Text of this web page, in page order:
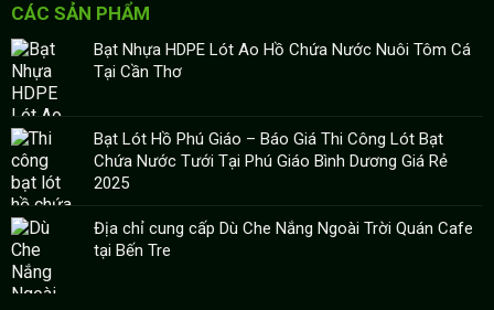
CÁC SẢN PHẨM
Bạt Nhựa HDPE Lót Ao Hồ Chứa Nước Nuôi Tôm Cá
Tại Cần Thơ
Bạt Lót Hồ Phú Giáo – Báo Giá Thi Công Lót Bạt
Chứa Nước Tưới Tại Phú Giáo Bình Dương Giá Rẻ
2025
Địa chỉ cung cấp Dù Che Nắng Ngoài Trời Quán Cafe
tại Bến Tre